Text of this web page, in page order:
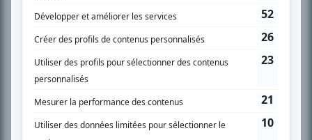
Recherche avancée
À propos
Nous contacter
Termes et conditions
Politique de confidentialité
Gestion du consentement